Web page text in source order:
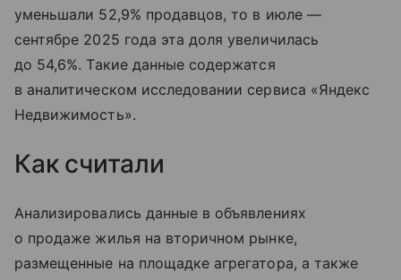
уменьшали 52,9% продавцов, то в июле —
сентябре 2025 года эта доля увеличилась
до 54,6%. Такие данные содержатся
в аналитическом исследовании сервиса «Яндекс
Недвижимость».
Как считали
Анализировались данные в объявлениях
о продаже жилья на вторичном рынке,
размещенные на площадке агрегатора, а также